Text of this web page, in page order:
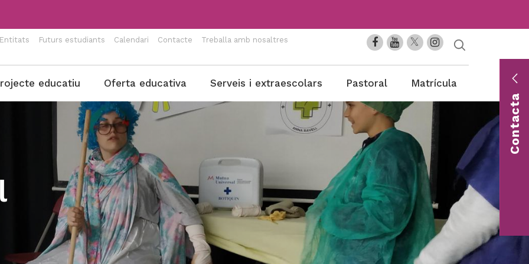
Entitats Futurs estudiants Calendari Contacte
Treballa amb nosaltres
educatiu Oferta educativa Serveis i extraescolars Pastoral Matrícula
Contacta